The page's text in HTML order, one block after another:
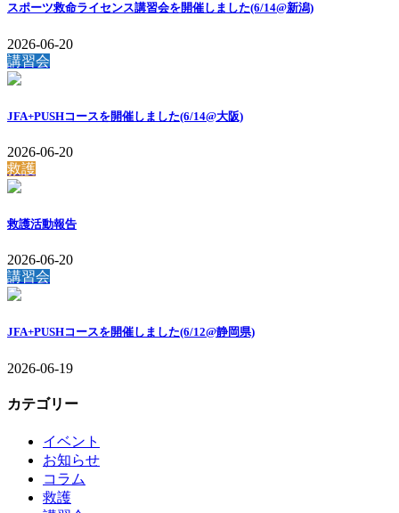
スポーツ救命ライセンス講習会を開催しました(6/14@新潟)
2026-06-20
講習会
JFA+PUSHコースを開催しました(6/14@大阪)
2026-06-20
救護
救護活動報告
2026-06-20
講習会
JFA+PUSHコースを開催しました(6/12@静岡県)
2026-06-19
カテゴリー
イベント
お知らせ
コラム
救護